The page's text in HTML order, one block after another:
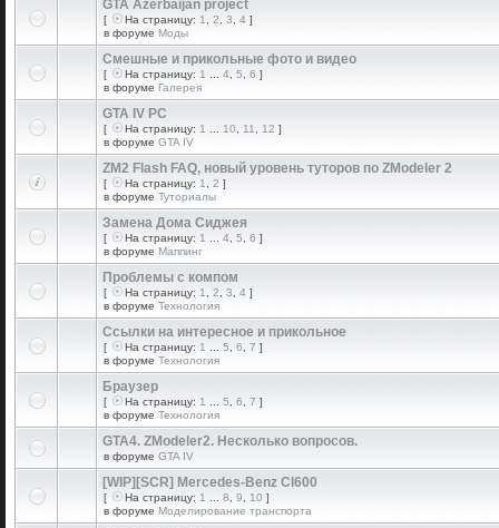
GTA Azerbaijan project
[ На страницу: 1 2 3 4 ]
в форуме Моды
Смешные и прикольные фото и видео
[ На страницу: 1 4 5 6 ]
в форуме Галерея
GTA IV PC
[ На страницу: 1 10 11 12 ]
в форуме GTA IV
ZM2 Flash FAQ, новый уровень туторов по ZModeler 2
[ На страницу: 1 2 ]
в форуме Туториалы
Замена Дома Сиджея
[ На страницу: 1 4 5 6 ]
в форуме Маппинг
Проблемы с компом
[ На страницу: 1 2 3 4 ]
в форуме Технология
Ссылки на интересное и прикольное
[ На страницу: 1 5 6 7 ]
в форуме Технология
Браузер
[ На страницу: 1 5 6 7 ]
в форуме Технология
GTA4. ZModeler2. Несколько вопросов.
в форуме GTA IV
[WIP][SCR] Mercedes-Benz Cl600
[ На страницу: 1 8 9 10 ]
в форуме Моделирование транспорта